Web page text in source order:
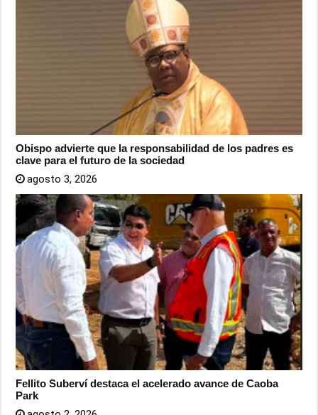
Obispo advierte que la responsabilidad de los padres es
clave para el futuro de la sociedad
agosto 3, 2026
Fellito Suberví destaca el acelerado avance de Caoba
Park